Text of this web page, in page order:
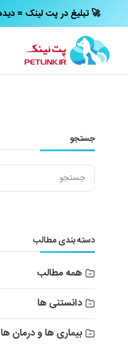
← تبلیغ در پت‌ لینک = دیده شدن در لینک‌های اول گوگل 🚀
جستجو
دسته بندی مطالب
همه مطالب
دانستنی ها
بیماری ها و درمان ها